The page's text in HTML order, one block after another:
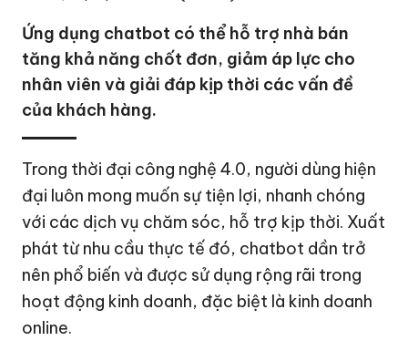
Ứng dụng chatbot có thể hỗ trợ nhà bán
tăng khả năng chốt đơn, giảm áp lực cho
nhân viên và giải đáp kịp thời các vấn đề
của khách hàng.
Trong thời đại công nghệ 4.0, người dùng hiện
đại luôn mong muốn sự tiện lợi, nhanh chóng
với các dịch vụ chăm sóc, hỗ trợ kịp thời. Xuất
phát từ nhu cầu thực tế đó, chatbot dần trở
nên phổ biến và được sử dụng rộng rãi trong
hoạt động kinh doanh, đặc biệt là kinh doanh
online.